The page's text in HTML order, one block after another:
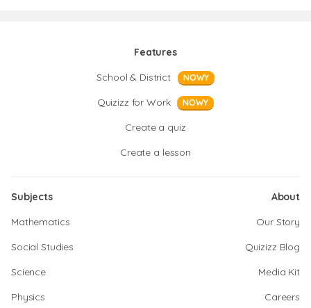
Features
School & District
NOWY
Quizizz for Work NOWY
Create a quiz
Create a lesson
Subjects
Mathematics
Social Studies
Science
Physics
About
Our Story
Quizizz Blog
Media Kit
Careers